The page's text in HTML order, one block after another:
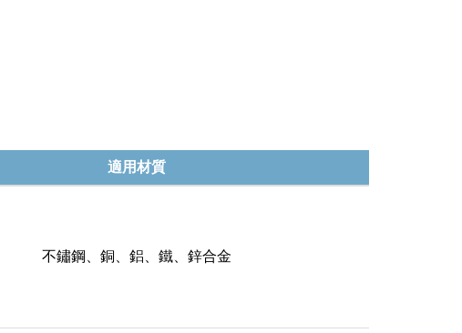
適用材質
不鏽鋼、銅、鋁、鐵、鋅合金